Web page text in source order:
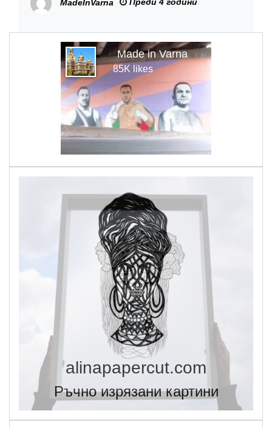
услуги за хора с увреждания
MadeInVarna
Made in Varna
85K likes
alinapapercut.com
Ръчно изрязани картини